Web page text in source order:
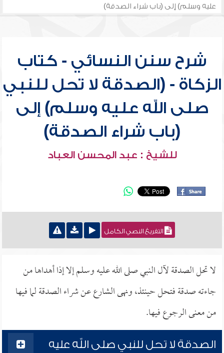
عليه وسلم) إلى (باب شراء الصدقة)
شرح سنن النسائي - كتاب
الزكاة - (الصدقة لا تحل للنبي
صلى الله عليه وسلم) إلى
(باب شراء الصدقة)
للشيخ : عبد المحسن العباد
التفريغ النصي الكامل
لا تحل الصدقة لآل النبي صلى الله عليه وسلم إلا إذا أهداها من
جاءته صدقة فتحل حينئذ، ونهى الشارع عن شراء الصدقة لما فيها
من معنى الرجوع فيها.
الصدقة لا تحل للنبي صلى الله عليه